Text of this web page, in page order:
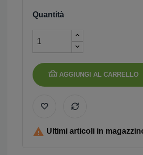
Quantità
AGGIUNGI AL CARRELLO
 Ultimi articoli in